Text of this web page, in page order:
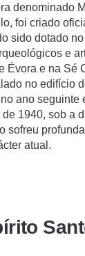
denominado
foi criado
sido dotado
e
Évora e na Sé
no edifício
ano seguinte
1940, sob a
sofreu
atual.